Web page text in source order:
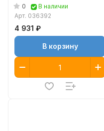
0
В наличии
Арт. 036392
4 931 ₽
В корзину